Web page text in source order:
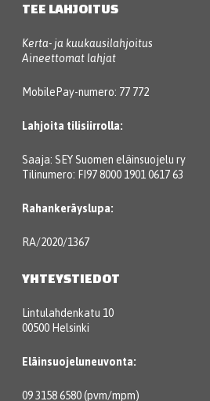
TEE LAHJOITUS
Kerta- ja kuukausilahjoitus
Aineettomat lahjat
MobilePay-numero: 77 772
Lahjoita tilisiirrolla:
Saaja: SEY Suomen eläinsuojelu ry
Tilinumero: FI97 8000 1901 0617 63
Rahankeräyslupa:
RA/2020/1367
YHTEYSTIEDOT
Lintulahdenkatu 10
00500 Helsinki
Eläinsuojeluneuvonta:
09 3158 6580 (pvm/mpm)